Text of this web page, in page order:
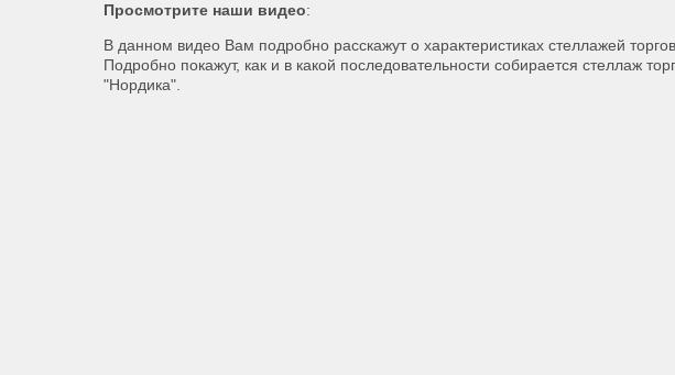
Просмотрите наши видео:
В данном видео Вам подробно расскажут о характеристиках стеллажей
Подробно покажут, как и в какой последовательности собирается стеллаж
"Нордика".